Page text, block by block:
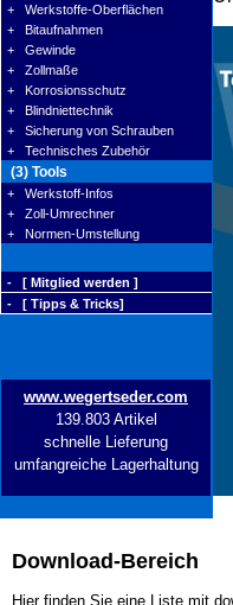
+ Werkstoffe-Oberflächen
+ Bitaufnahmen
+ Gewinde
+ Zollmaße
+ Korrosionsschutz
+ Blindniettechnik
+ Sicherung von Schrauben
+ Technisches Zubehör
(3) Tools
+ Werkstoff-Infos
+ Zoll-Umrechner
+ Normen-Umstellung
- [ Mitglied werden ]
- [ Tipps & Tricks]
www.wegertseder.com
139.803 Artikel
schnelle Lieferung
umfangreiche Lagerhaltung
Download-Bereich
Hier finden Sie eine Liste mit